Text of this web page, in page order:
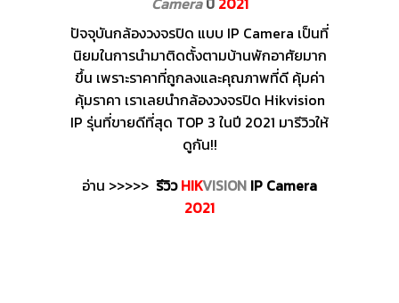
ปัจจุบันกล้องวงจรปิด แบบ IP Camera เป็นที่
นิยมในการนำมาติดตั้งตามบ้านพักอาศัยมาก
ขึ้น เพราะราคาที่ถูกลงและคุณภาพที่ดี คุ้มค่า
คุ้มราคา เราเลยนำกล้องวงจรปิด Hikvision
IP รุ่นที่ขายดีที่สุด TOP 3 ในปี 2021 มารีวิวให้
ดูกัน!!
อ่าน >>>>> รีวิวHIKVISION IP Camera
2021